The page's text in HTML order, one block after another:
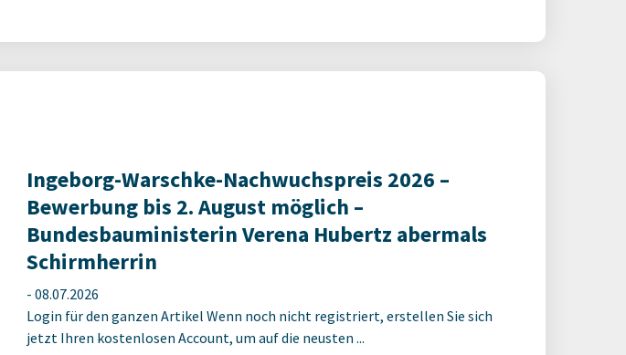
Ingeborg-Warschke-Nachwuchspreis 2026 –
Bewerbung bis 2. August möglich –
Bundesbauministerin Verena Hubertz abermals
Schirmherrin
- 08.07.2026
Login für den ganzen Artikel Wenn noch nicht registriert, erstellen Sie sich
jetzt Ihren kostenlosen Account, um auf die neusten ...